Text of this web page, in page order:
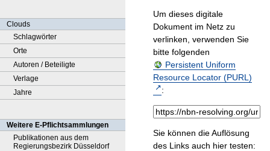
Clouds
Schlagwörter
Orte
Autoren / Beteiligte
Verlage
Jahre
Weitere E-Pflichtsammlungen
Publikationen aus dem
Regierungsbezirk Düsseldorf
Um dieses digitale
Dokument im Netz zu
verlinken, verwenden Sie
bitte folgenden
Persistent Uniform
Resource Locator (PURL)
:
Sie können die Auflösung
des Links auch hier testen: